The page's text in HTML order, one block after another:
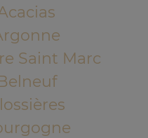
Saint Marc